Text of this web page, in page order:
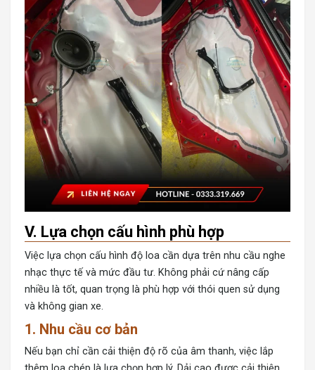
V. Lựa chọn cấu hình phù hợp
Việc lựa chọn cấu hình độ loa cần dựa trên nhu cầu nghe
nhạc thực tế và mức đầu tư. Không phải cứ nâng cấp
nhiều là tốt, quan trọng là phù hợp với thói quen sử dụng
và không gian xe.
1. Nhu cầu cơ bản
Nếu bạn chỉ cần cải thiện độ rõ của âm thanh, việc lắp